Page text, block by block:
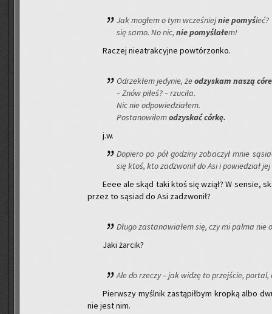
Jak mo­głem o tym wcze­śniejnie pomyśleć?
się samo. No nic, nie po­my­śla­łem!
Ra­czej nie­atrak­cyj­ne po­wtó­rzon­ko.
Od­rze­kłem je­dy­nie, żeod­zy­skam naszą
– Znów piłeś? – rzu­ci­ła.
Nic nie od­po­wie­dzia­łem.
Po­sta­no­wi­łemod­zy­skać córkę.
j.w.
Do­pie­ro po pół go­dzi­ny zo­ba­czył mnie
się ktoś, kto za­dzwo­nił do Asi i po­wie­dział
Eeee ale skąd taki ktoś się wziął? W sen­sie,
przez to są­siad do Asi za­dzwo­nił?
Długo za­sta­na­wia­łem się, czy mi palma
Jaki żar­cik?
Ale do rze­czy – jak widzę to przej­ście,
Pierw­szy myśl­nik za­stą­pił­bym krop­ką albo
nie jest nim.